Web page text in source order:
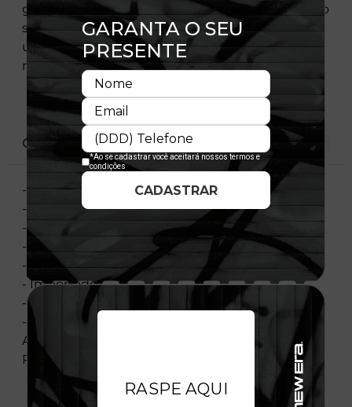
garantem respirabilidade e leveza. O fechamento
snapback oferece ajuste prático e confortável,
unindo o melhor do estilo clássico ao design
moderno e funcional.
CARACTERÍSTICAS
- Modelo Ajustável
- Aba curva
- Painel frontal único e estruturado
- Painéis laterais e traseiros em mesh
- Flag bordada no lado esquerdo
- Importado
- Licença Oficial
- Composição:Painéis Frontais E Aba 100%
Algodão - Painéis Centrais E Traseiros 100%
Poliéster